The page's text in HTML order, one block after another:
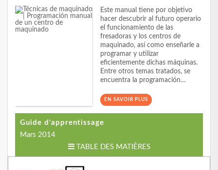
Este manual tiene por objetivo
hacer descubrir al futuro operario
el funcionamiento de las
fresadoras y los centros de
maquinado, así como enseñarle a
programar y utilizar
eficientemente dichas máquinas.
Entre otros temas tratados, se
encuentra la programación…
EN SAVOIR PLUS
Guide d'apprentissage
Mars 2014
TABLE DES MATIÈRES